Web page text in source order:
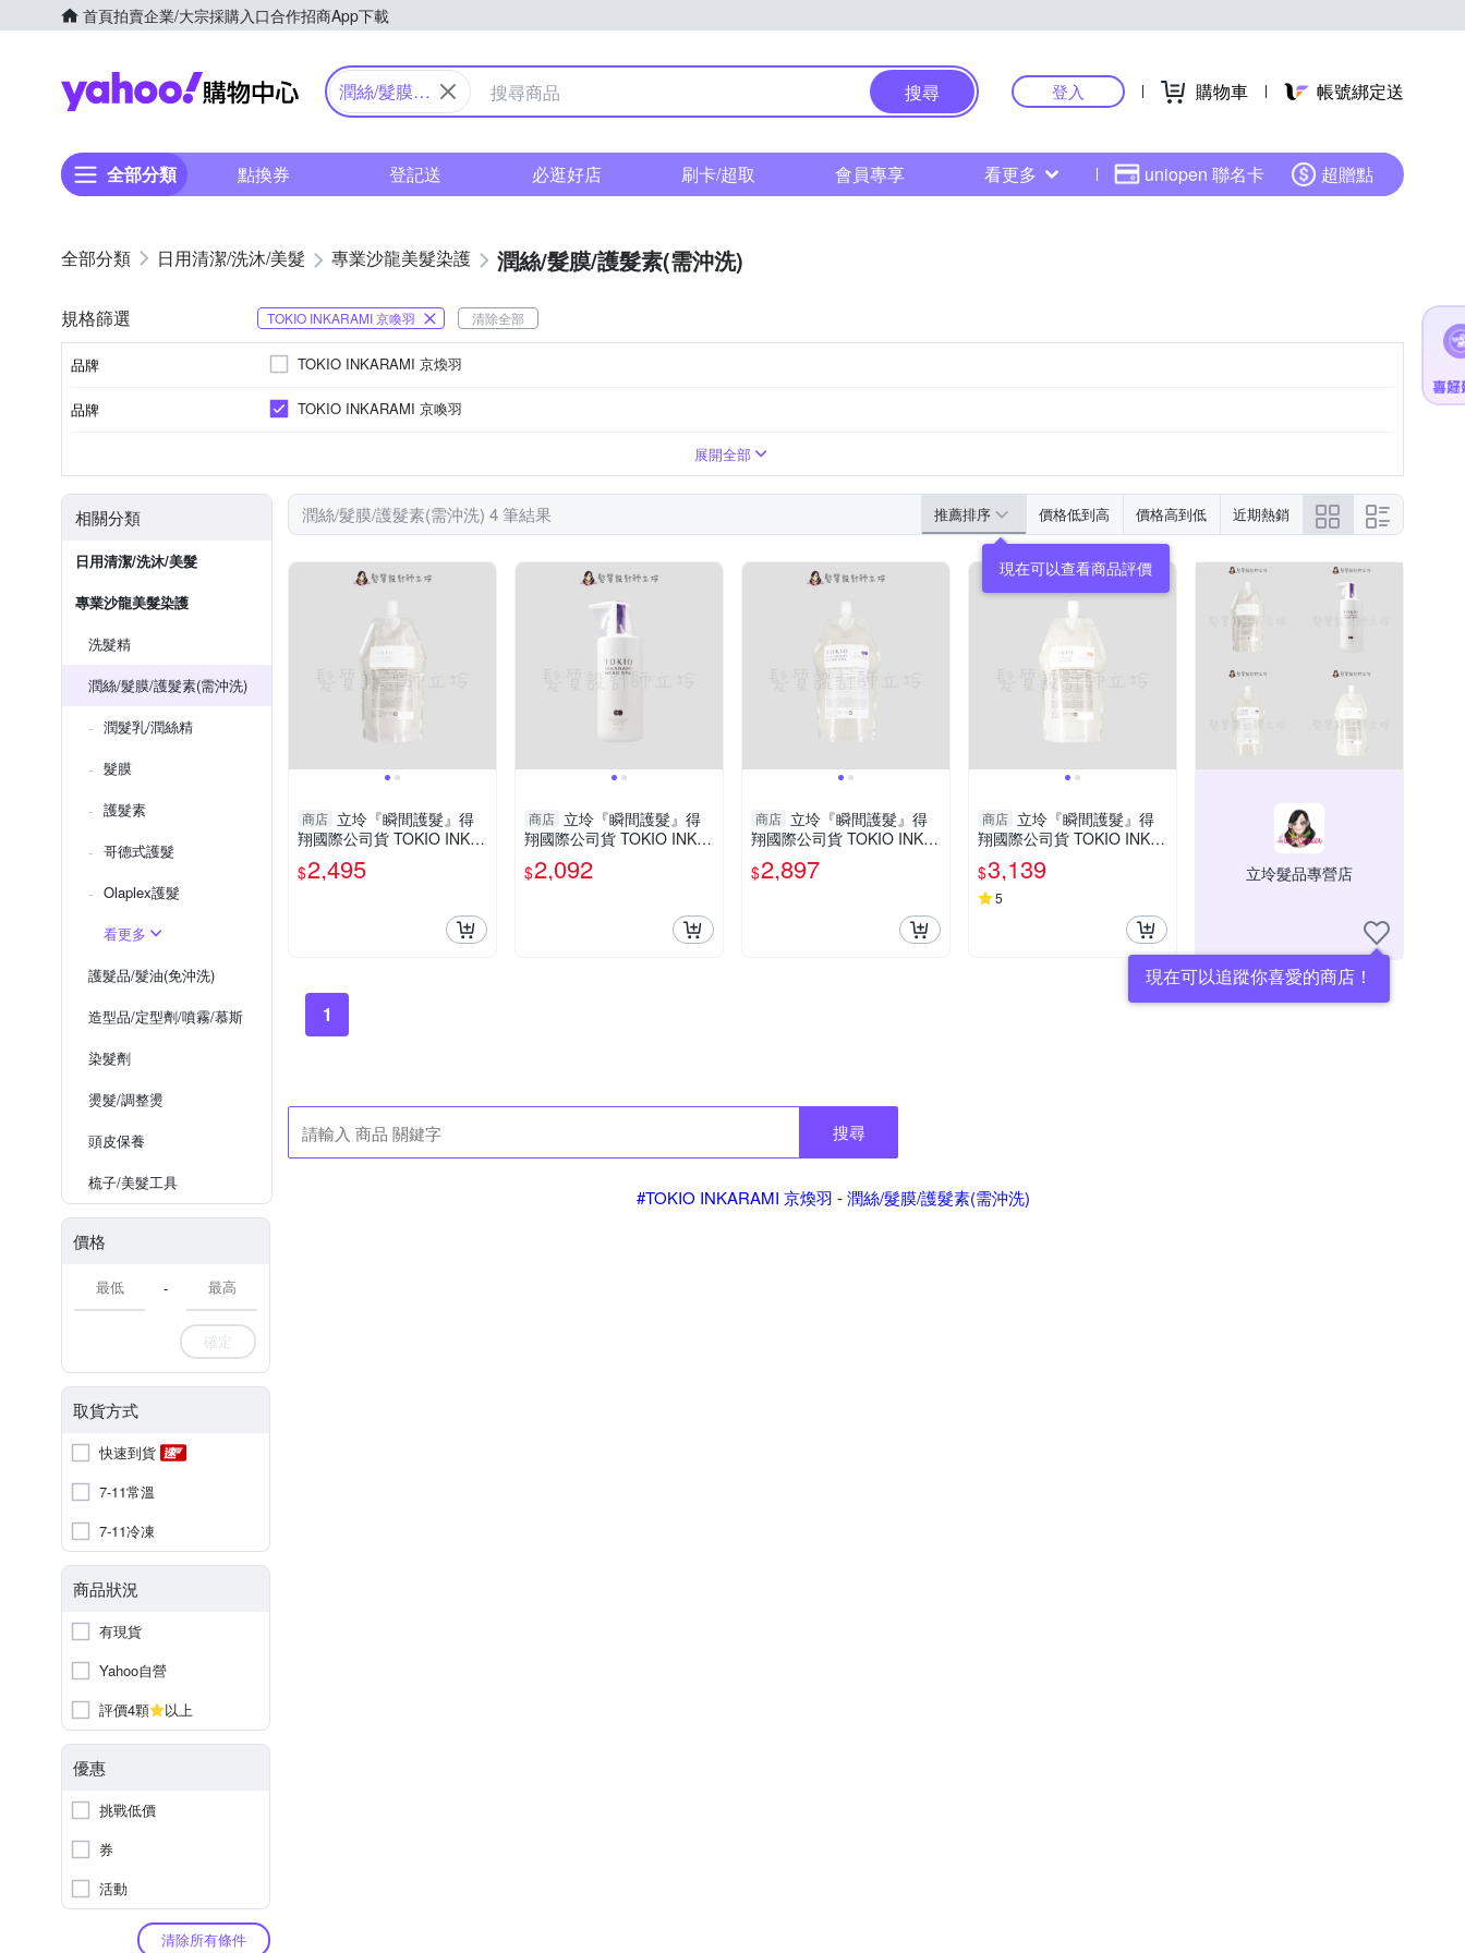
首頁拍賣企業/大宗採購入口合作招商App下載
Yahoo購物中心
潤絲/髮膜/
搜尋 登入 購物車 帳號綁定送
全部分類 點換券 登記送 必逛好店 刷卡/超取 會員專享 看更多 uniopen 聯名卡 超贈點
日用清潔/洗沐/美髮 專業沙龍美髮染護 潤絲/髮膜/護髮素(需沖洗)
規格篩選 TOKIO INKARAMI 京喚羽 清除全部
品牌 TOKIO INKARAMI 京煥羽
品牌 TOKIO INKARAMI 京喚羽
展開全部
相關分類
日用清潔/洗沐/美髮
專業沙龍美髮染護
洗髮精
潤絲/髮膜/護髮素(需沖洗)
潤髮乳/潤絲精
髮膜
護髮素
哥德式護髮
Olaplex護髮
看更多
護髮品/髮油(免沖洗)
造型品/定型劑/噴霧/慕斯
染髮劑
燙髮/調整燙
頭皮保養
梳子/美髮工具
價格
-
確定
取貨方式
快速到貨
7-11常溫
7-11冷凍
商品狀況
有現貨
Yahoo自營
評價4顆
以上
優惠
挑戰低價
券
活動
清除所有條件
潤絲/髮膜/護髮素(需沖洗) 4 筆結果 推薦排序 價格低到高 價格高到低 近期熱銷
現在可以查看商品評價
商店 立坽『瞬間護髮』得
翔國際公司貨 TOKIO INKA
RAMI 喚羽凝脂700g(補充
包) HH06 HH07
$2,495
商店 立坽『瞬間護髮』得
翔國際公司貨 TOKIO INKA
RAMI 輕．喚羽凝脂400g H
H03 HS03
$2,092
商店 立坽『瞬間護髮』得
翔國際公司貨 TOKIO INKA
RAMI 輕．喚羽凝脂700g(補
充包) HH03 HS03
$2,897
商店 立坽『瞬間護髮』得
翔國際公司貨 TOKIO INKA
RAMI 金．喚羽凝脂700g(補
充包) HH07 HH14
$3,139
5
立坽髮品專營店
現在可以追蹤你喜愛的商店！
1
搜尋
#TOKIO INKARAMI 京煥羽 - 潤絲/髮膜/護髮素(需沖洗)